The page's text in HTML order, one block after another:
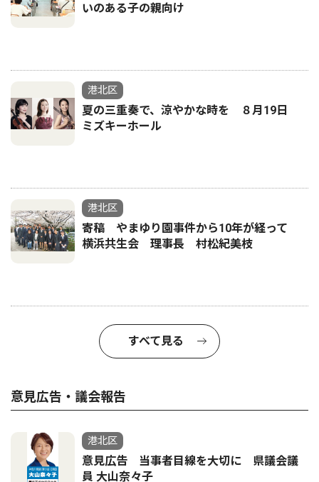
いのある子の親向け
港北区
夏の三重奏で、涼やかな時を ８月19日
ミズキーホール
港北区
寄稿 やまゆり園事件から10年が経って
横浜共生会 理事長 村松紀美枝
すべて見る
意見広告・議会報告
港北区
意見広告 当事者目線を大切に 県議会議
員 大山奈々子